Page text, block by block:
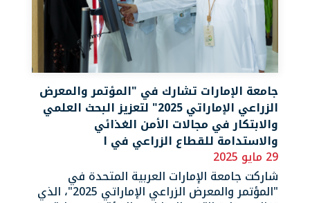
جامعة الإمارات تشارك في "المؤتمر والمعرض
الزراعي الإماراتي 2025" لتعزيز البحث العلمي
والابتكار في مجالات الأمن الغذائي
والاستدامة للقطاع الزراعي في ا
29 مايو 2025
شاركت جامعة الإمارات العربية المتحدة في
"المؤتمر والمعرض الزراعي الإماراتي 2025"، الذي